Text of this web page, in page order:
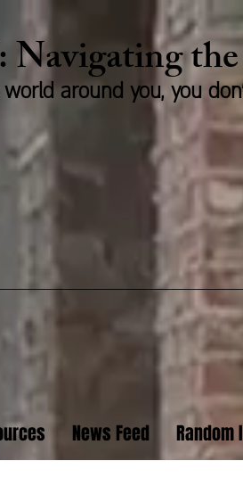
around you, you
Navigating
News Feed